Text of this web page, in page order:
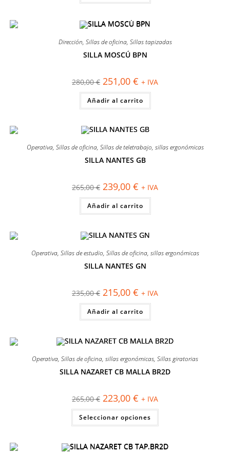
420,00 €. 363,00 €.
Dirección, Sillas de oficina, Sillas tapizadas
SILLA MOSCÚ BPN
280,00€ El
precio
original
era:
280,00 €.
251,00 € El
precio
actual
es:
251,00 €.
+ IVA
Añadir al carrito
Operativa, Sillas de oficina, Sillas de teletrabajo, sillas ergonómicas
SILLA NANTES GB
265,00€ El
precio
original
era:
265,00 €.
239,00 € El
precio
actual
es:
239,00 €.
+ IVA
Añadir al carrito
Operativa, Sillas de estudio, Sillas de oficina, sillas ergonómicas
SILLA NANTES GN
235,00€ El
precio
original
era:
235,00 €.
215,00 € El
precio
actual
es:
215,00 €.
+ IVA
Añadir al carrito
Operativa, Sillas de oficina, sillas ergonómicas, Sillas giratorias
SILLA NAZARET CB MALLA BR2D
265,00€ El
precio
original
era:
265,00 €.
223,00 € El
precio
actual
es:
223,00 €.
+ IVA
Seleccionar opciones
Este
tiene
Las